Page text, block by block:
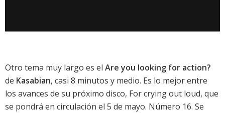
Otro tema muy largo es el Are you looking for action?
de Kasabian, casi 8 minutos y medio. Es lo mejor entre
los avances de su próximo disco, For crying out loud, que
se pondrá en circulación el 5 de mayo. Número 16. Se